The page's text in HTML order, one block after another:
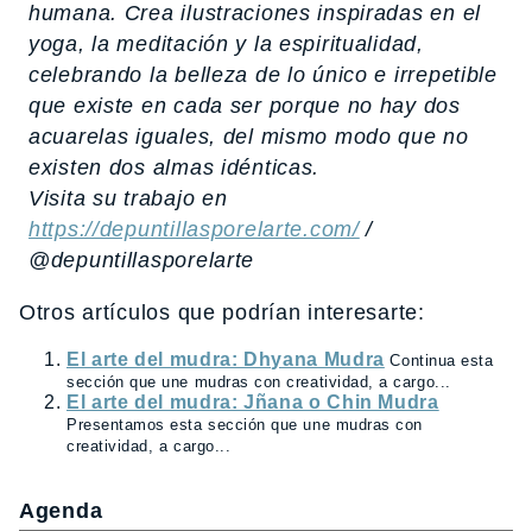
humana. Crea ilustraciones inspiradas en el
yoga, la meditación y la espiritualidad,
celebrando la belleza de lo único e irrepetible
que existe en cada ser porque no hay dos
acuarelas iguales, del mismo modo que no
existen dos almas idénticas.
Visita su trabajo en
https://depuntillasporelarte.com//
@depuntillasporelarte
Otros artículos que podrían interesarte:
El arte del mudra: Dhyana Mudra Continua esta
sección que une mudras con creatividad, a cargo...
El arte del mudra: Jñana o Chin Mudra
Presentamos esta sección que une mudras con
creatividad, a cargo...
Agenda